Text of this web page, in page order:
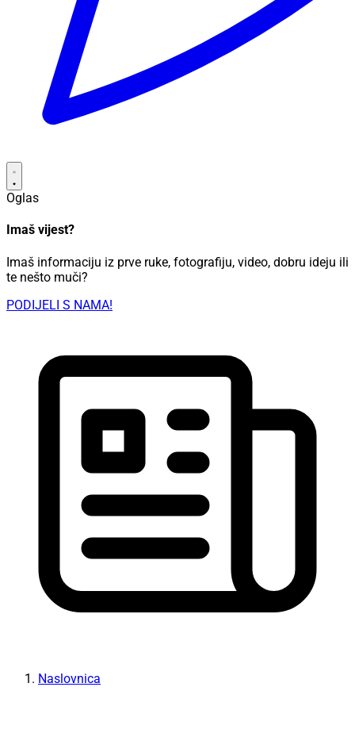
Oglas
Imaš vijest?
Imaš informaciju iz prve ruke, fotografiju, video, dobru ideju ili
te nešto muči?
PODIJELI S NAMA!
Naslovnica